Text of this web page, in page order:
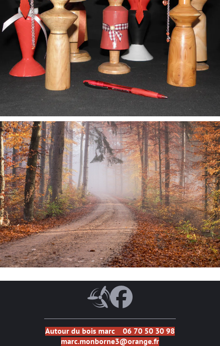
Autour du bois marc 06 70 50 30 98
marc.monborne3@orange.fr